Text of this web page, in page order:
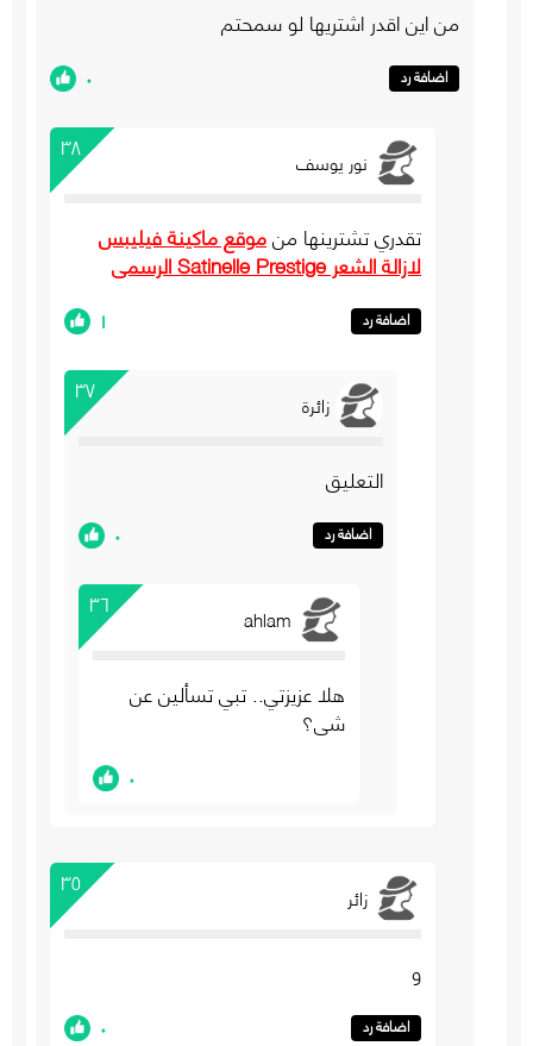
من اين اقدر اشتريها لو سمحتم
اضافة رد ٠
٣٨ نور يوسف
تقدري تشترينها منموقع ماكينة فيليبس
لازالة الشعر Satinelle Prestige الرسمي
اضافة رد ١
٣٧ زائرة
التعليق
اضافة رد ٠
٣٦ ahlam
هلا عزيزتي.. تبي تسألين عن
شي؟
٠
٣٥ زائر
و
اضافة رد ٠